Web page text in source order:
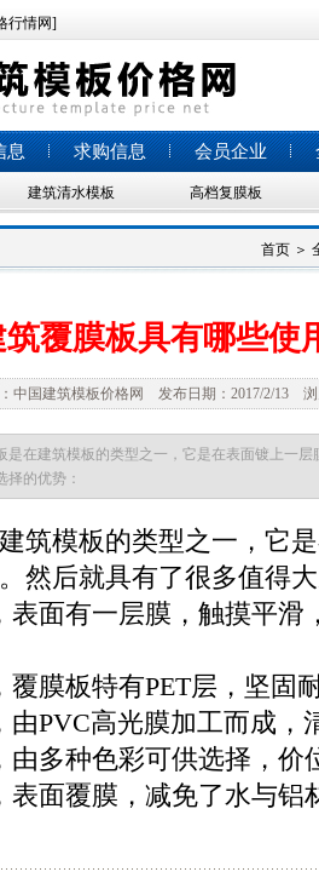
行情网]
息 求购信息 会员企业
建筑清水模板 高档复膜板
首页 ＞
筑覆膜板具有哪些使
中国建筑模板价格网 发布日期：2017/2/13 浏
是在建筑模板的类型之一，它是在表面镀上一
择的优势：
筑模板的类型之一，它
然后就具有了很多值得
面有一层膜，触摸平滑
膜板特有PET层，坚固
PVC高光膜加工而成，
多种色彩可供选择，价
面覆膜，减免了水与铝